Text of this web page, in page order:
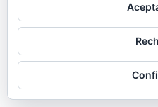
A debate en el Pleno